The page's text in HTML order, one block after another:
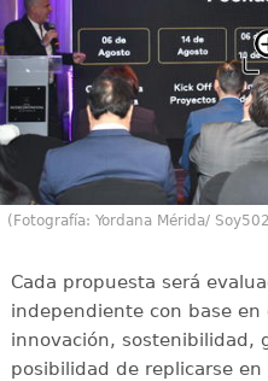
(Fotografía: Yordana Mérida/
Cada propuesta será
independiente con base
innovación, sostenibilidad,
posibilidad de replicarse